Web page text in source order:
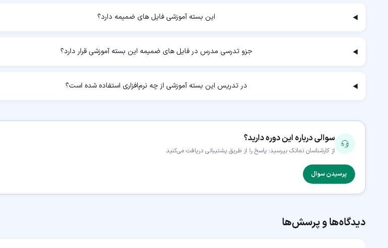
این بسته آموزشی فایل های ضمیمه دارد؟
جزو تدرسی مدرس در فایل های ضمیمه این بسته آموزشی قرار دارد؟
در تدریس این بسته آموزشی از چه نرم‌افزاری استفاده شده است؟
سوالی درباره این دوره دارید؟
از کارشناسان نماتک بپرسید؛ پاسخ را از طریق پشتیبانی دریافت می‌کنید.
پرسیدن سوال
دیدگاه‌ها و پرسش‌ها